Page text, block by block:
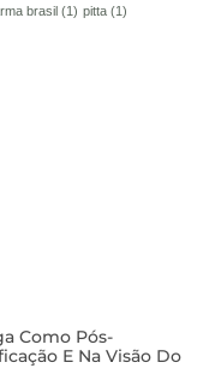
brasil (1) pitta (1)
Como Pós-
E Na Visão Do